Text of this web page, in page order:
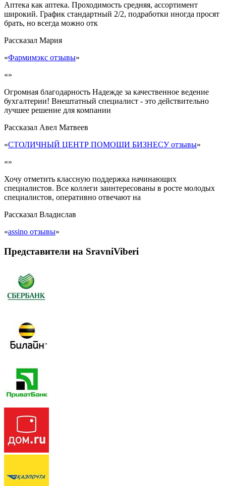
Аптека как аптека. Проходимость средняя, ассортимент
широкий. График стандартный 2/2, подработки иногда просят
брать, но всегда можно отк
Рассказал Мария
«Фармимэкс отзывы»
«»
Огромная благодарность Надежде за качественное ведение
бухгалтерии! Внештатный специалист - это действительно
лучшее решение для компании
Рассказал Авел Матвеев
«СТОЛИЧНЫЙ ЦЕНТР ПОМОЩИ БИЗНЕСУ отзывы»
«»
Хочу отметить классную поддержка начинающих
специалистов. Все коллеги заинтересованы в росте молодых
специалистов, оперативно отвечают на
Рассказал Владислав
«assino отзывы»
Представители на SravniViberi